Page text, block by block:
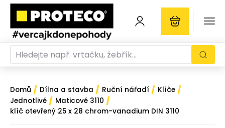
Domů / Dílna a stavba / Ruční nářadí / Klíče /
Jednotlivé / Maticové 3110 /
klíč otevřený 25 x 28 chrom-vanadium DIN 3110